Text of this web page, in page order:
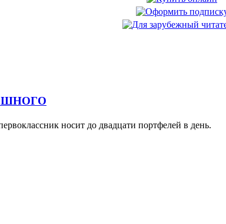
носит до двадцати портфелей в день.